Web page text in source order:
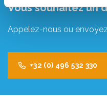
Vous souhaitez un
Appelez-nous ou
+32 (0) 496 532 330